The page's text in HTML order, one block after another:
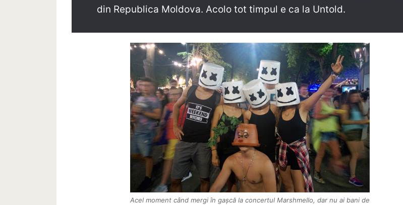
din Republica Moldova. Acolo tot timpul e ca la Untold.
Acel moment când mergi în gașcă la concertul Marshmello, dar nu ai bani de